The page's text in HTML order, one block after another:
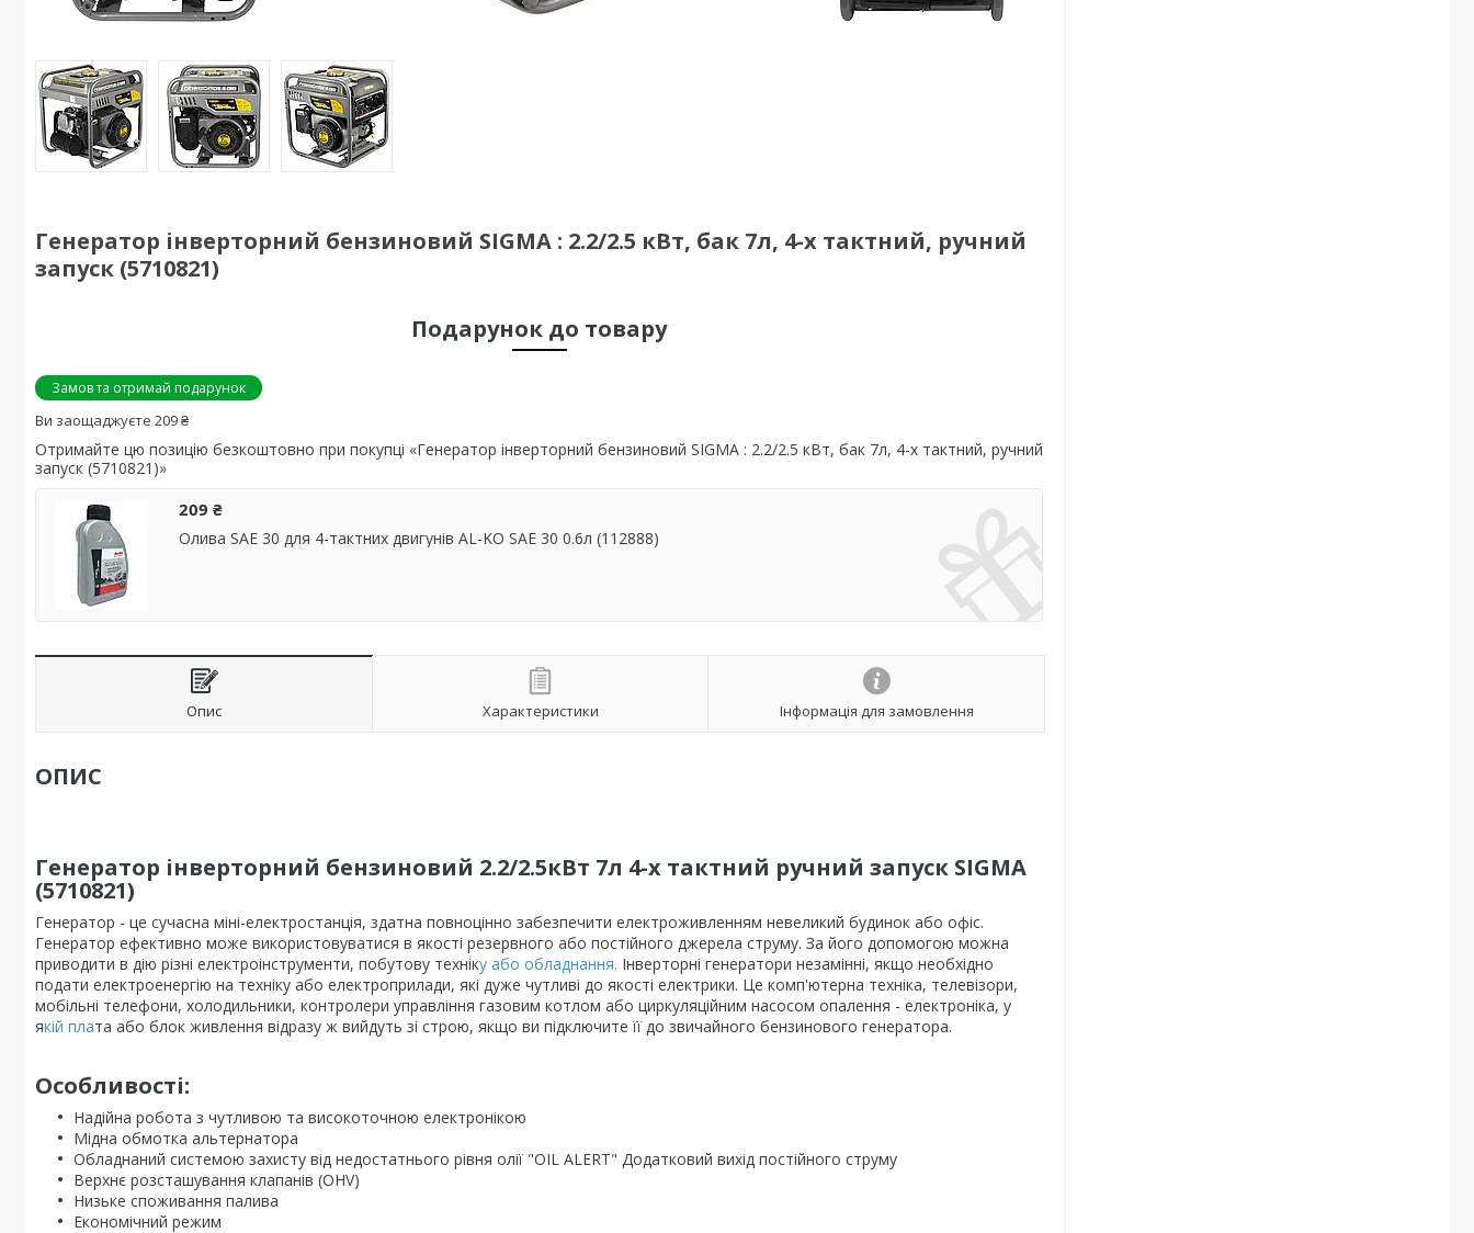
Генератор інверторний бензиновий SIGMA : 2.2/2.5 кВт, бак 7л, 4-х тактний, ручний
запуск (5710821)
Подарунок до товару
Замов та отримай подарунок
Ви заощаджуєте 209 ₴
Отримайте цю позицію безкоштовно при покупці «Генератор інверторний бензиновий SIGMA : 2.2/2.5 кВт, бак 7л, 4-х тактний, ручний
запуск (5710821)»
209 ₴
Олива SAE 30 для 4-тактних двигунів AL-KO SAE 30 0.6л (112888)
Опис Характеристики Інформація для замовлення
ОПИС
Генератор інверторний бензиновий 2.2/2.5кВт 7л 4-х тактний ручний запуск SIGMA
(5710821)
Генератор - це сучасна міні-електростанція, здатна повноцінно забезпечити електроживленням невеликий будинок або офіс.
Генератор ефективно може використовуватися в якості резервного або постійного джерела струму. За його допомогою можна
приводити в дію різні електроінструменти, побутову техніку або обладнання. Інверторні генератори незамінні, якщо необхідно
подати електроенергію на техніку або електроприлади, які дуже чутливі до якості електрики. Це комп'ютерна техніка, телевізори,
мобільні телефони, холодильники, контролери управління газовим котлом або циркуляційним насосом опалення - електроніка, у
якій плата або блок живлення відразу ж вийдуть зі строю, якщо ви підключите її до звичайного бензинового генератора.
Особливості:
Надійна робота з чутливою та високоточною електронікою
Мідна обмотка альтернатора
Обладнаний системою захисту від недостатнього рівня олії "OIL ALERT" Додатковий вихід постійного струму
Верхнє розсташування клапанів (OHV)
Низьке споживання палива
Економічний режим